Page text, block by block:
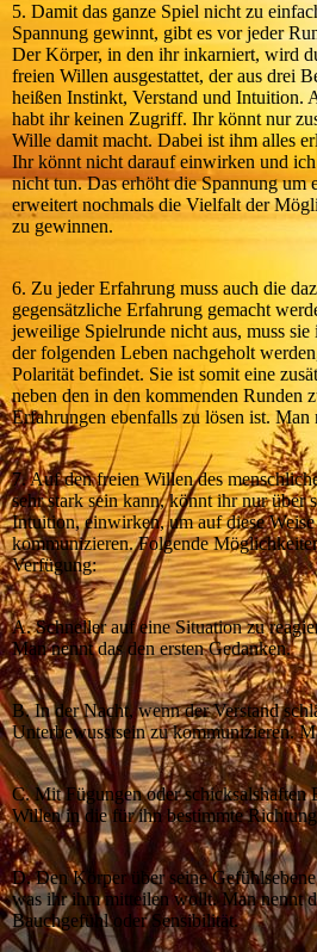
5. Damit das ganze Spiel nicht zu
Spannung gewinnt, gibt es vor jeder
Der Körper, in den ihr inkarniert, wird
freien Willen ausgestattet, der aus drei
heißen Instinkt, Verstand und Intuition.
habt ihr keinen Zugriff. Ihr könnt nur
Wille damit macht. Dabei ist ihm alles
Ihr könnt nicht darauf einwirken und
nicht tun. Das erhöht die Spannung um
erweitert nochmals die Vielfalt der
zu gewinnen.
6. Zu jeder Erfahrung muss auch die
gegensätzliche Erfahrung gemacht
jeweilige Spielrunde nicht aus, muss
der folgenden Leben nachgeholt
Polarität befindet. Sie ist somit eine
neben den in den kommenden Runden
Erfahrungen ebenfalls zu lösen ist. Man
7. Auf den freien Willen des
sehr stark sein kann, könnt ihr nur über
Intuition, einwirken, um auf diese
kommunizieren. Folgende
Verfügung:
A. Schneller auf eine Situation zu
Man nennt das den ersten Gedanken.
B. In der Nacht, wenn der Verstand
Unterbewusstsein zu kommunizieren.
C. Mit Fügungen oder schicksalshaften
Willen in die für ihn bestimmte
D. Den Körper über seine
was ihr ihm mitteilen wollt. Man nennt
Bauchgefühl oder Sensibilität.